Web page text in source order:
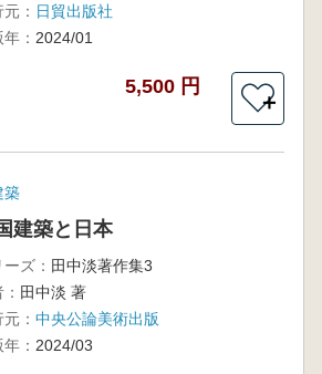
： 日貿出版社
： 2024/01
5,500 円
＋
築
建築と日本
ズ： 田中淡著作集3
田中淡 著
： 中央公論美術出版
： 2024/03